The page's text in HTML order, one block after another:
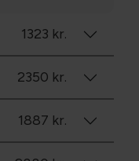
1323 kr.
2350 kr.
1887 kr.